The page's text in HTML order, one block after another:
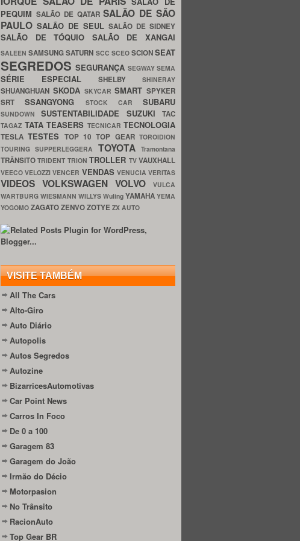
PEQUIM SALÃO DE QATARSALÃO DE SÃO
PAULO SALÃO DE SEUL SALÃO DE SIDNEY
SALÃO DE TÓQUIO SALÃO DE XANGAI
SALEENSAMSUNGSATURN SCC SCEO SCIONSEAT
SEGREDOSSEGURANÇA SEGWAYSEMA
SÉRIE ESPECIAL SHELBY SHINERAY
SHUANGHUAN SKODA SKYCARSMART SPYKER
SRTSSANGYONG STOCK CAR SUBARU
SUNDOWNSUSTENTABILIDADE SUZUKITAC
TAGAZ TATA TEASERS TECNICAR TECNOLOGIA
TESLATESTES TOP 10TOP GEARTOROIDION
TOURING SUPPERLEGGERA TOYOTATramontana
TRÂNSITOTRIDENT TRIONTROLLER TVVAUXHALL
VEECOVELOZZIVENCER VENDAS VENUCIAVERITAS
VIDEOS VOLKSWAGEN VOLVO
VULCA
WARTBURG WIESMANN WILLYS Wuling YAMAHA YEMA
YOGOMO ZAGATOZENVOZOTYE ZX AUTO
VISITE TAMBÉM
All The Cars
Alto-Giro
Auto Diário
Autopolis
Autos Segredos
Autozine
BizarricesAutomotivas
Car Point News
Carros In Foco
De 0 a 100
Garagem 83
Garagem do João
Irmão do Décio
Motorpasion
No Trânsito
RacionAuto
Top Gear BR